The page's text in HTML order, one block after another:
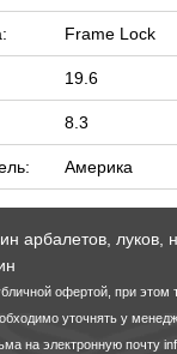
Frame Lock
19.6
8.3
Америка
арбалетов, луков,
офертой, при этом
уточнять у
на электронную почту